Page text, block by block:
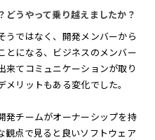
どうやって乗り越えましたか？
うではなく、開発メンバーから
とになる、ビジネスのメンバー
来てコミュニケーションが取り
リットもある変化でした。
発チームがオーナーシップを持
観点で見ると良いソフトウェア